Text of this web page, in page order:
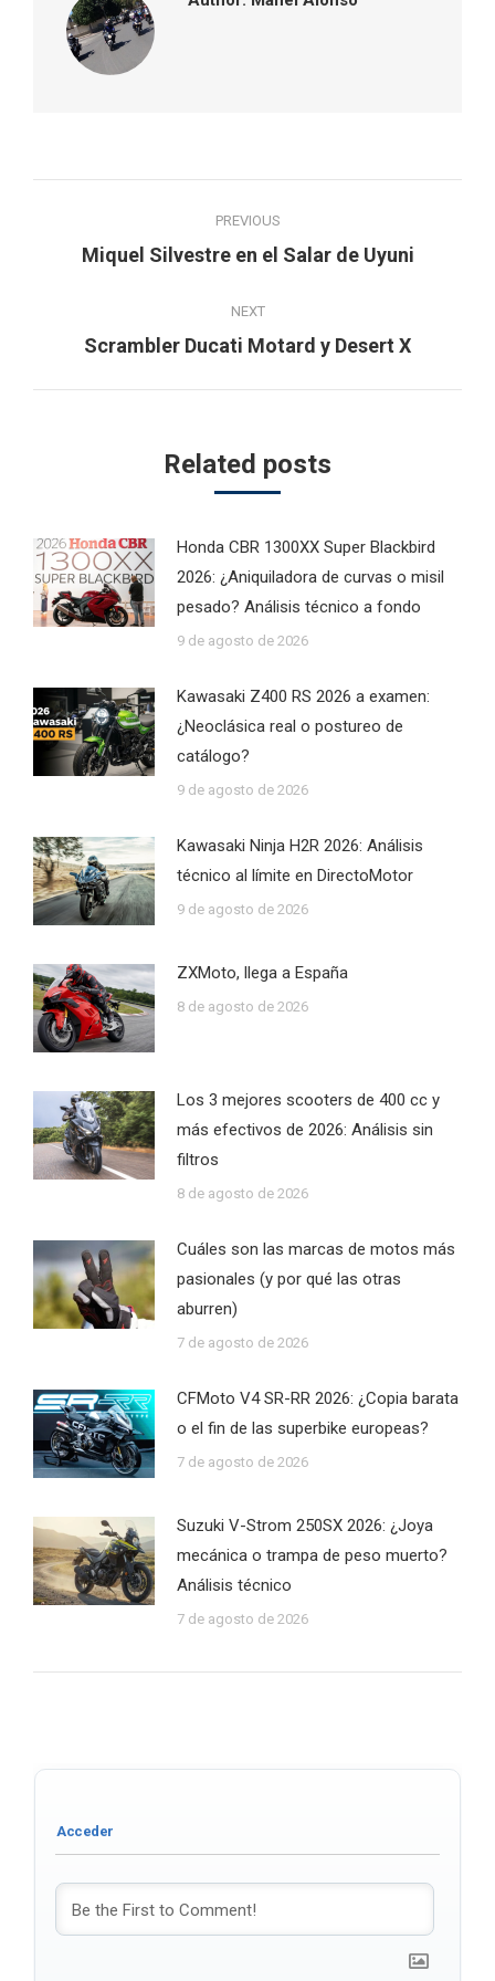
navigation
PREVIOUS
Previous
Miquel Silvestre en el Salar de Uyuni
NEXT
Next
Scrambler Ducati Motard y Desert X
Related posts
Honda CBR 1300XX Super Blackbird
2026: ¿Aniquiladora de curvas o misil
pesado? Análisis técnico a fondo
9 de agosto de 2026
Kawasaki Z400 RS 2026 a examen:
¿Neoclásica real o postureo de
catálogo?
9 de agosto de 2026
Kawasaki Ninja H2R 2026: Análisis
técnico al límite en DirectoMotor
9 de agosto de 2026
ZXMoto, llega a España
8 de agosto de 2026
Los 3 mejores scooters de 400 cc y
más efectivos de 2026: Análisis sin
filtros
8 de agosto de 2026
Cuáles son las marcas de motos más
pasionales (y por qué las otras
aburren)
7 de agosto de 2026
CFMoto V4 SR-RR 2026: ¿Copia barata
o el fin de las superbike europeas?
7 de agosto de 2026
Suzuki V-Strom 250SX 2026: ¿Joya
mecánica o trampa de peso muerto?
Análisis técnico
7 de agosto de 2026